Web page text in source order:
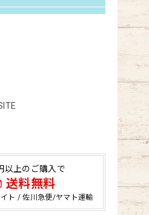
以上のご購入で
送料無料
イト / 佐川急便/ヤマト運輸